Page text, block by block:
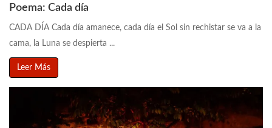
Poema: Cada día
CADA DÍA Cada día amanece, cada día el Sol sin rechistar se va a la
cama, la Luna se despierta ...
Leer Más